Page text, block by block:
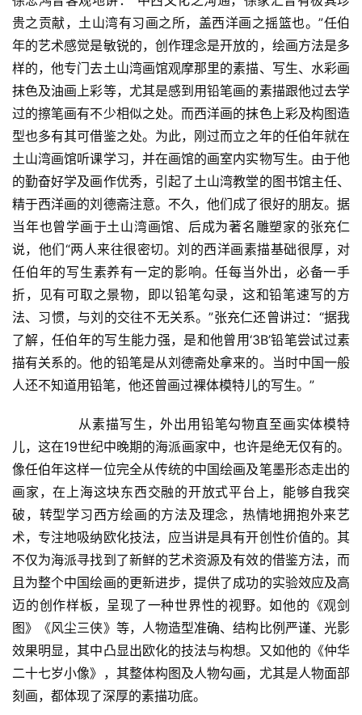
贵之贡献，土山湾有习画之所，盖西洋画之摇篮也。”任伯
年的艺术感觉是敏锐的，创作理念是开放的，绘画方法是多
样的，他专门去土山湾画馆观摩那里的素描、写生、水彩画
抹色及油画上彩等，尤其是感到用铅笔画的素描跟他过去学
过的擦笔画有不少相似之处。而西洋画的抹色上彩及构图造
型也多有其可借鉴之处。为此，刚过而立之年的任伯年就在
土山湾画馆听课学习，并在画馆的画室内实物写生。由于他
的勤奋好学及画作优秀，引起了土山湾教堂的图书馆主任、
精于西洋画的刘德斋注意。不久，他们成了很好的朋友。据
当年也曾学画于土山湾画馆、后成为著名雕塑家的张充仁
说，他们“两人来往很密切。刘的西洋画素描基础很厚，对
任伯年的写生素养有一定的影响。任每当外出，必备一手
折，见有可取之景物，即以铅笔勾录，这和铅笔速写的方
法、习惯，与刘的交往不无关系。”张充仁还曾讲过：“据我
了解，任伯年的写生能力强，是和他曾用‘3B’铅笔尝试过素
描有关系的。他的铅笔是从刘德斋处拿来的。当时中国一般
人还不知道用铅笔，他还曾画过裸体模特儿的写生。”
儿，这在19世纪中晚期的海派画家中，也许是绝无仅有的。
像任伯年这样一位完全从传统的中国绘画及笔墨形态走出的
画家，在上海这块东西交融的开放式平台上，能够自我突
破，转型学习西方绘画的方法及理念，热情地拥抱外来艺
术，专注地吸纳欧化技法，应当讲是具有开创性价值的。其
不仅为海派寻找到了新鲜的艺术资源及有效的借鉴方法，而
且为整个中国绘画的更新进步，提供了成功的实验效应及高
迈的创作样板，呈现了一种世界性的视野。如他的《观剑
图》《风尘三侠》等，人物造型准确、结构比例严谨、光影
效果明显，其中凸显出欧化的技法与构想。又如他的《仲华
二十七岁小像》，其整体构图及人物勾画，尤其是人物面部
刻画，都体现了深厚的素描功底。